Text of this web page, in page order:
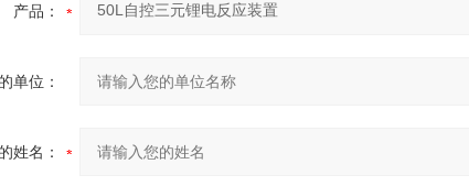
产品：
单位：
姓名：